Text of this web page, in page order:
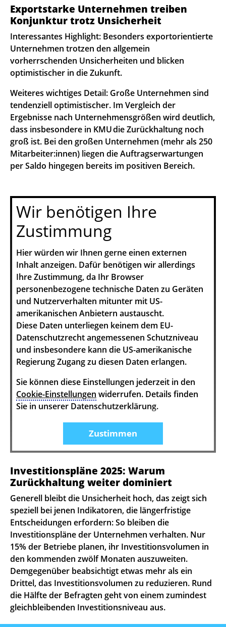
Exportstarke Unternehmen treiben
Konjunktur trotz Unsicherheit
Interessantes Highlight: Besonders exportorientierte
Unternehmen trotzen den allgemein
vorherrschenden Unsicherheiten und blicken
optimistischer in die Zukunft.
Weiteres wichtiges Detail: Große Unternehmen sind
tendenziell optimistischer. Im Vergleich der
Ergebnisse nach Unternehmensgrößen wird deutlich,
dass insbesondere in KMU die Zurückhaltung noch
groß ist. Bei den großen Unternehmen (mehr als 250
Mitarbeiter:innen) liegen die Auftragserwartungen
per Saldo hingegen bereits im positiven Bereich.
Wir benötigen Ihre
Zustimmung
Hier würden wir Ihnen gerne einen externen
Inhalt anzeigen. Dafür benötigen wir allerdings
Ihre Zustimmung, da Ihr Browser
personenbezogene technische Daten zu Geräten
und Nutzerverhalten mitunter mit US-
amerikanischen Anbietern austauscht.
Diese Daten unterliegen keinem dem EU-
Datenschutzrecht angemessenen Schutzniveau
und insbesondere kann die US-amerikanische
Regierung Zugang zu diesen Daten erlangen.
Sie können diese Einstellungen jederzeit in den
Cookie-Einstellungen widerrufen. Details finden
Sie in unserer Datenschutzerklärung.
Zustimmen
Investitionspläne 2025: Warum
Zurückhaltung weiter dominiert
Generell bleibt die Unsicherheit hoch, das zeigt sich
speziell bei jenen Indikatoren, die längerfristige
Entscheidungen erfordern: So bleiben die
Investitionspläne der Unternehmen verhalten. Nur
15% der Betriebe planen, ihr Investitionsvolumen in
den kommenden zwölf Monaten auszuweiten.
Demgegenüber beabsichtigt etwas mehr als ein
Drittel, das Investitionsvolumen zu reduzieren. Rund
die Hälfte der Befragten geht von einem zumindest
gleichbleibenden Investitionsniveau aus.